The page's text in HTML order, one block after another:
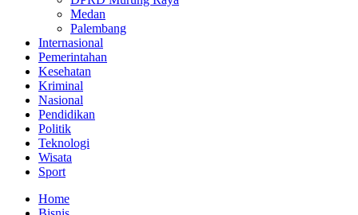
Medan
Palembang
Internasional
Pemerintahan
Kesehatan
Kriminal
Nasional
Pendidikan
Politik
Teknologi
Wisata
Sport
Home